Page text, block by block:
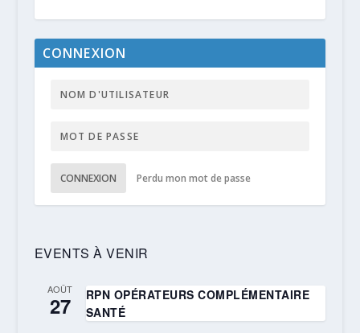
CONNEXION
CONNEXION Perdu mon mot de passe
EVENTS À VENIR
AOÛT
27
RPN OPÉRATEURS COMPLÉMENTAIRE
SANTÉ